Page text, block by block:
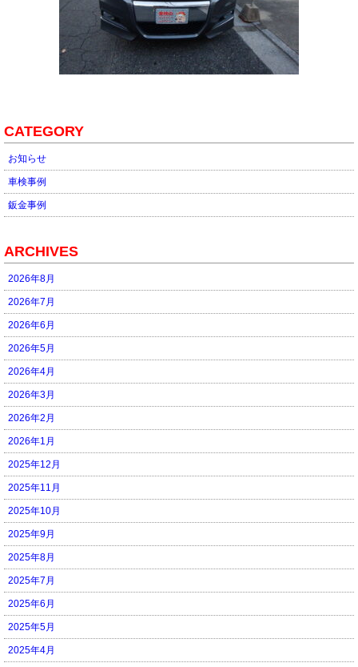
CATEGORY
お知らせ
車検事例
鈑金事例
ARCHIVES
2026年8月
2026年7月
2026年6月
2026年5月
2026年4月
2026年3月
2026年2月
2026年1月
2025年12月
2025年11月
2025年10月
2025年9月
2025年8月
2025年7月
2025年6月
2025年5月
2025年4月